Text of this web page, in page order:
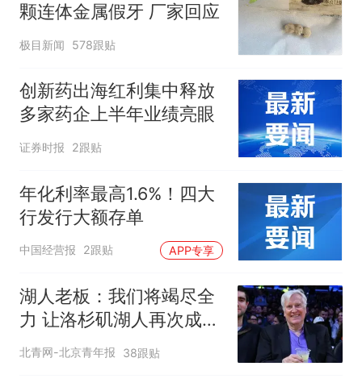
颗连体金属假牙 厂家回应
极目新闻 578跟贴
创新药出海红利集中释放
多家药企上半年业绩亮眼
证券时报 2跟贴
年化利率最高1.6%！四大
行发行大额存单
中国经营报 2跟贴 APP专享
湖人老板：我们将竭尽全
力 让洛杉矶湖人再次成为
冠军之师
北青网-北京青年报 38跟贴